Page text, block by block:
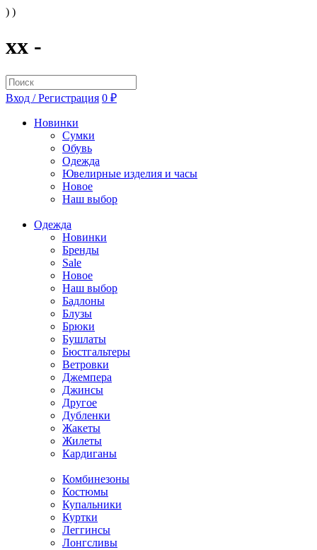
) )
xx -
Вход / Регистрация 0 ₽
Новинки
Сумки
Обувь
Одежда
Ювелирные изделия и часы
Новое
Наш выбор
Одежда
Новинки
Бренды
Sale
Новое
Наш выбор
Бадлоны
Блузы
Брюки
Бушлаты
Бюстгальтеры
Ветровки
Джемпера
Джинсы
Другое
Дубленки
Жакеты
Жилеты
Кардиганы
Комбинезоны
Костюмы
Купальники
Куртки
Леггинсы
Лонгсливы